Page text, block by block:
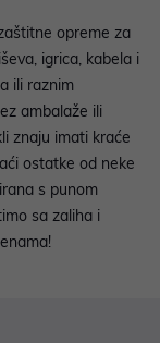
opreme za
igrica, kabela i
ili raznim
ambalaže ili
znaju imati kraće
ostatke od neke
s punom
sa zaliha i